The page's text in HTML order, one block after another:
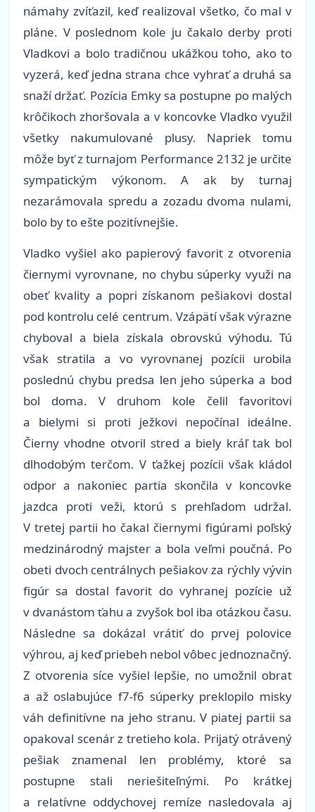
námahy zvíťazil, keď realizoval všetko, čo mal v
pláne. V poslednom kole ju čakalo derby proti
Vladkovi a bolo tradičnou ukážkou toho, ako to
vyzerá, keď jedna strana chce vyhrať a druhá sa
snaží držať. Pozícia Emky sa postupne po malých
krôčikoch zhoršovala a v koncovke Vladko využil
všetky nakumulované plusy. Napriek tomu
môže byť z turnajom Performance 2132 je určite
sympatickým výkonom. A ak by turnaj
nezarámovala spredu a zozadu dvoma nulami,
bolo by to ešte pozitívnejšie.
Vladko vyšiel ako papierový favorit z otvorenia
čiernymi vyrovnane, no chybu súperky využi na
obeť kvality a popri získanom pešiakovi dostal
pod kontrolu celé centrum. Vzápätí však výrazne
chyboval a biela získala obrovskú výhodu. Tú
však stratila a vo vyrovnanej pozícii urobila
poslednú chybu predsa len jeho súperka a bod
bol doma. V druhom kole čelil favoritovi
a bielymi si proti ježkovi nepočínal ideálne.
Čierny vhodne otvoril stred a biely kráľ tak bol
dlhodobým terčom. V ťažkej pozícii však kládol
odpor a nakoniec partia skončila v koncovke
jazdca proti veži, ktorú s prehľadom udržal.
V tretej partii ho čakal čiernymi figúrami poľský
medzinárodný majster a bola veľmi poučná. Po
obeti dvoch centrálnych pešiakov za rýchly vývin
figúr sa dostal favorit do vyhranej pozície už
v dvanástom ťahu a zvyšok bol iba otázkou času.
Následne sa dokázal vrátiť do prvej polovice
výhrou, aj keď priebeh nebol vôbec jednoznačný.
Z otvorenia síce vyšiel lepšie, no umožnil obrat
a až oslabujúce f7-f6 súperky preklopilo misky
váh definitívne na jeho stranu. V piatej partii sa
opakoval scenár z tretieho kola. Prijatý otrávený
pešiak znamenal len problémy, ktoré sa
postupne stali neriešiteľnými. Po krátkej
a relatívne oddychovej remíze nasledovala aj